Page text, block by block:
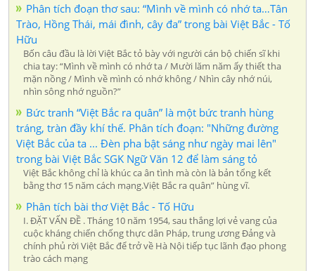
Phân tích đoạn thơ sau: “Mình về mình có nhớ ta…Tân
Trào, Hồng Thái, mái đình, cây đa” trong bài Việt Bắc - Tố
Hữu
Bốn câu đầu là lời Việt Bắc tỏ bày với người cán bộ chiến sĩ khi
chia tay: “Mình về mình có nhớ ta / Mười lăm năm ấy thiết tha
mặn nồng / Mình về mình có nhớ không / Nhìn cây nhớ núi,
nhìn sông nhớ nguồn?”
Bức tranh “Việt Bắc ra quân” là một bức tranh hùng
tráng, tràn đầy khí thế. Phân tích đoạn: "Những đường
Việt Bắc của ta ... Đèn pha bật sáng như ngày mai lên"
trong bài Việt Bắc SGK Ngữ Văn 12 để làm sáng tỏ
Việt Bắc không chỉ là khúc ca ân tình mà còn là bản tổng kết
bằng thơ 15 năm cách mạng.Việt Bắc ra quân” hùng vĩ.
Phân tích bài thơ Việt Bắc - Tố Hữu
I. ĐẶT VẤN ĐỀ . Tháng 10 năm 1954, sau thắng lợi vẻ vang của
cuộc kháng chiến chống thực dân Pháp, trung ương Đảng và
chính phủ rời Việt Bắc để trở về Hà Nội tiếp tục lãnh đạo phong
trào cách mạng